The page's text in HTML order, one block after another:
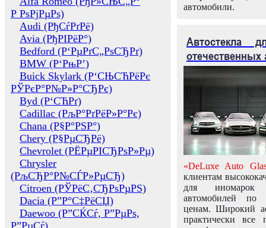
Р РѕРјРµРѕ)
Audi (РђСѓРґРё)
Avia (РђРІРёР°)
Bedford (Р‘РµРґС„РѕСЂРґ)
BMW (Р‘РњР’)
Buick Skylark (Р‘СЊСЋРёРє
РЎРєР°Р№Р»Р°СЂРє)
Byd (Р‘СЋРґ)
Cadillac (РљР°РґРёР»Р°Рє)
Chana (Р§Р°РЅР°)
Chery (Р§РµСЂРё)
Chevrolet (РЁРµРІСЂРѕР»Рµ)
Chrysler
(РљСЂР°Р№СЃР»РµСЂ)
Citroen (РЎРёС‚СЂРѕРµРЅ)
Dacia (Р”Р°С‡РёСЏ)
Daewoo (Р”СЌСѓ, Р”РµРѕ,
Р”РµСѓ)
автомобили.
Автостекла
отечественных
«DeLuxe Auto
клиентам
для иномарок
автомобилей
ценам. Широкий
практически все